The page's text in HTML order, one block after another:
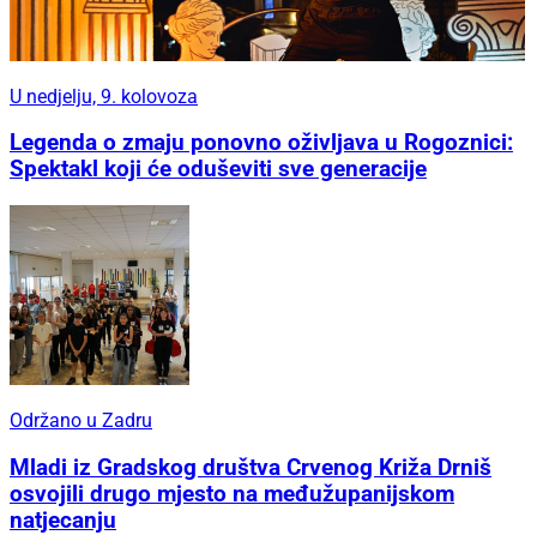
U nedjelju, 9. kolovoza
Legenda o zmaju ponovno oživljava u Rogoznici:
Spektakl koji će oduševiti sve generacije
Održano u Zadru
Mladi iz Gradskog društva Crvenog Križa Drniš
osvojili drugo mjesto na međužupanijskom
natjecanju